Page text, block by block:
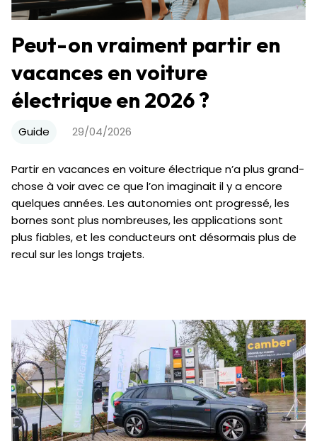
Peut-on vraiment partir en
vacances en voiture
électrique en 2026 ?
Guide 29/04/2026
Partir en vacances en voiture électrique n’a plus grand-
chose à voir avec ce que l’on imaginait il y a encore
quelques années. Les autonomies ont progressé, les
bornes sont plus nombreuses, les applications sont
plus fiables, et les conducteurs ont désormais plus de
recul sur les longs trajets.